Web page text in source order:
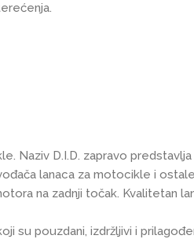
D.I.D. zapravo
lanaca za motocikle i
na zadnji točak. Kvalitetan
pouzdani, izdržljivi i